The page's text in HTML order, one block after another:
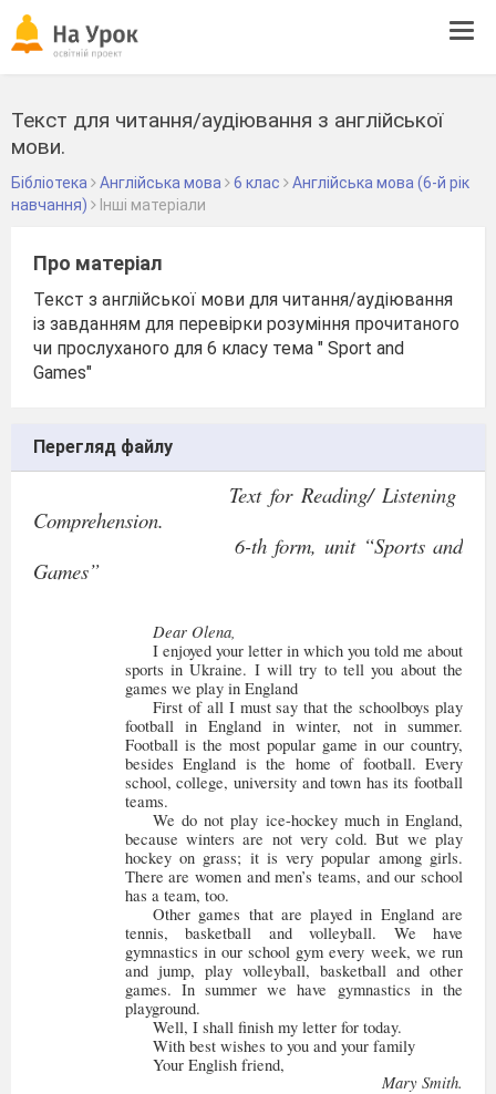
Текст для читання/аудіювання з англійської
мови.
Бібліотека Англійська мова 6 клас
Англійська мова (6-й рік
навчання)
Інші матеріали
Про матеріал
Текст з англійської мови для читання/аудіювання
із завданням для перевірки розуміння прочитаного
чи прослуханого для 6 класу тема " Sport and
Games"
Перегляд файлу
Text for Reading/ Listening
Comprehension.
6-th form, unit “Sports and
Games”
Dear Olena,
I enjoyed your letter in which you told me about
sports in Ukraine. I will try to tell you about the
games we play in England
First of all I must say that the schoolboys play
football in England in winter, not in summer.
Football is the most popular game in our country,
besides England is the home of football. Every
school, college, university and town has its football
teams.
We do not play ice-hockey much in England,
because winters are not very cold. But we play
hockey on grass; it is very popular among girls.
There are women and men’s teams, and our school
has a team, too.
Other games that are played in England are
tennis, basketball and volleyball. We have
gymnastics in our school gym every week, we run
and jump, play volleyball, basketball and other
games. In summer we have gymnastics in the
playground.
Well, I shall finish my letter for today.
With best wishes to you and your family
Your English friend,
Mary Smith.